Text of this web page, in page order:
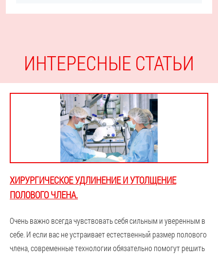
ИНТЕРЕСНЫЕ СТАТЬИ
ХИРУРГИЧЕСКОЕ УДЛИНЕНИЕ И УТОЛЩЕНИЕ
ПОЛОВОГО ЧЛЕНА.
Очень важно всегда чувствовать себя сильным и уверенным в
себе. И если вас не устраивает естественный размер полового
члена, современные технологии обязательно помогут решить